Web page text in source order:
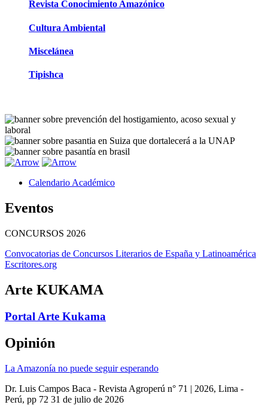
Revista Conocimiento Amazónico
Cultura Ambiental
Miscelánea
Tipishca
Calendario Académico
Eventos
CONCURSOS 2026
Convocatorias de Concursos Literarios de España y Latinoamérica
Escritores.org
Arte KUKAMA
Portal Arte Kukama
Opinión
La Amazonía no puede seguir esperando
Dr. Luis Campos Baca - Revista Agroperú n° 71 | 2026, Lima -
Perú, pp 72 31 de julio de 2026